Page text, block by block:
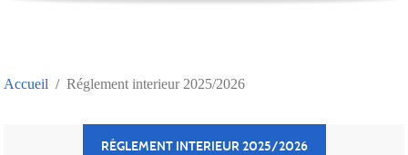
Accueil Réglement interieur 2025/2026
RÉGLEMENT INTERIEUR 2025/2026